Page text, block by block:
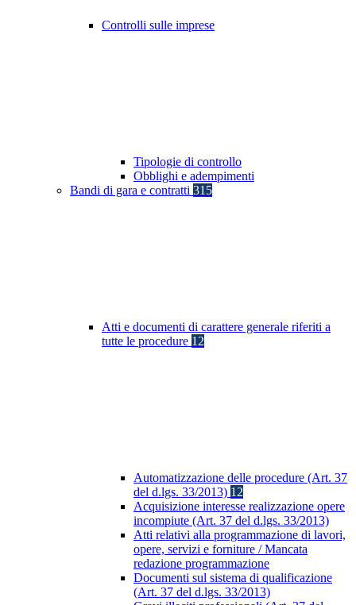
Controlli sulle imprese
Tipologie di controllo
Obblighi e adempimenti
Bandi di gara e contratti 315
Atti e documenti di carattere generale riferiti a
tutte le procedure 12
Automatizzazione delle procedure (Art. 37
del d.lgs. 33/2013) 12
Acquisizione interesse realizzazione opere
incompiute (Art. 37 del d.lgs. 33/2013)
Atti relativi alla programmazione di lavori,
opere, servizi e forniture / Mancata
redazione programmazione
Documenti sul sistema di qualificazione
(Art. 37 del d.lgs. 33/2013)